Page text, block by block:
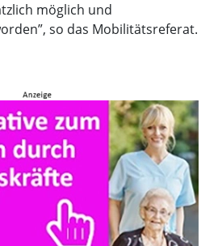
möglich und
so das Mobilitätsreferat.